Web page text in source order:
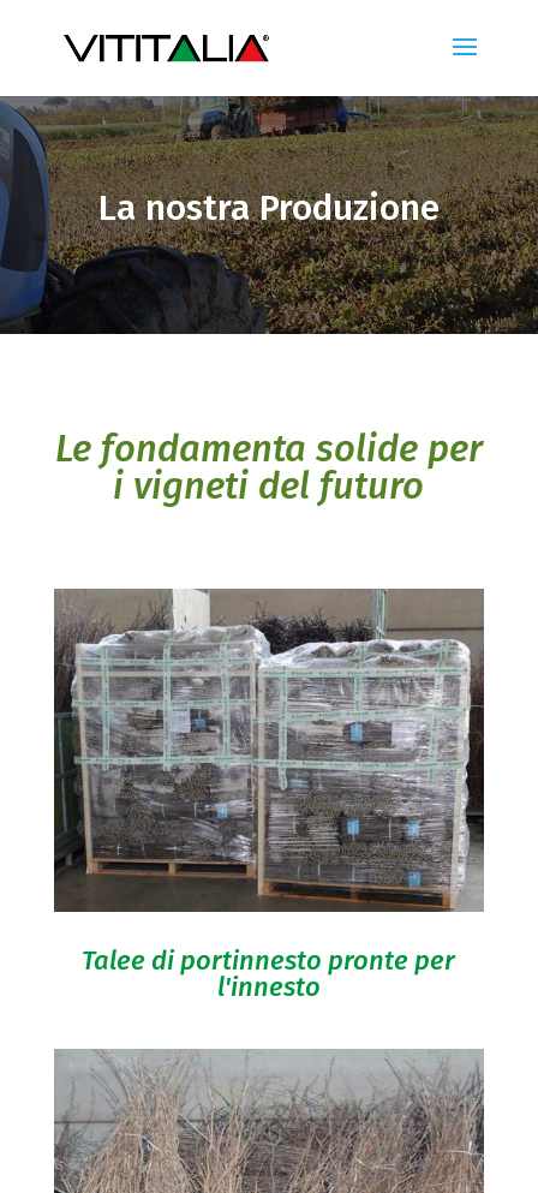
La nostra Produzione
Le fondamenta solide per
i vigneti del futuro
Talee di portinnesto pronte per
l'innesto